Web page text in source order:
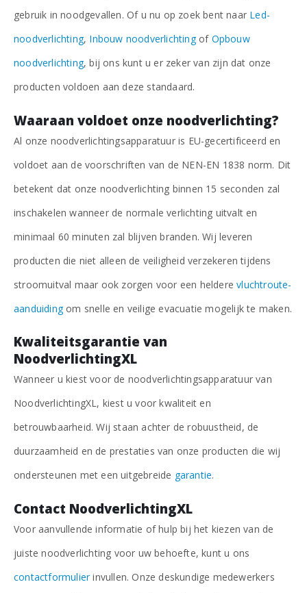
gebruik in noodgevallen. Of u nu op zoek bent naar Led-
noodverlichting, Inbouw noodverlichtingof Opbouw
noodverlichting, bij ons kunt u er zeker van zijn dat onze
producten voldoen aan deze standaard.
Waaraan voldoet onze noodverlichting?
Al onze noodverlichtingsapparatuur is EU-gecertificeerd en
voldoet aan de voorschriften van de NEN-EN 1838 norm. Dit
betekent dat onze noodverlichting binnen 15 seconden zal
inschakelen wanneer de normale verlichting uitvalt en
minimaal 60 minuten zal blijven branden. Wij leveren
producten die niet alleen de veiligheid verzekeren tijdens
stroomuitval maar ook zorgen voor een helderevluchtroute-
aanduidingom snelle en veilige evacuatie mogelijk te maken.
Kwaliteitsgarantie van
NoodverlichtingXL
Wanneer u kiest voor de noodverlichtingsapparatuur van
NoodverlichtingXL, kiest u voor kwaliteit en
betrouwbaarheid. Wij staan achter de robuustheid, de
duurzaamheid en de prestaties van onze producten die wij
ondersteunen met een uitgebreide garantie.
Contact NoodverlichtingXL
Voor aanvullende informatie of hulp bij het kiezen van de
juiste noodverlichting voor uw behoefte, kunt u ons
contactformulierinvullen. Onze deskundige medewerkers